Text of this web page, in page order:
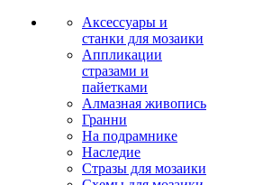
Аксессуары и
станки для мозаики
Аппликации
стразами и
пайетками
Алмазная живопись
Гранни
На подрамнике
Наследие
Стразы для мозаики